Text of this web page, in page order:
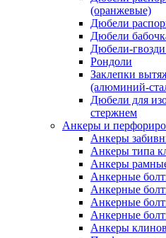
(оранжевые)
Дюбели
Дюбели
Дюбели-
Рондоли
Заклепки
(алюминий-
Дюбели для
стержнем
Анкеры и
Анкеры
Анкеры типа
Анкеры
Анкерные
Анкерные
Анкерные
Анкерные
Анкеры